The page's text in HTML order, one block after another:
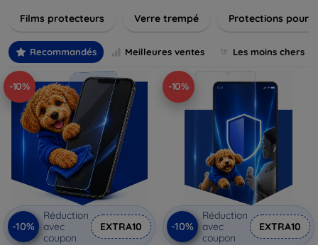
compromis sur la sensibilité tactile. Explorez notre gamme
besoins et assurez-vous que votre écran reste comme neuf,
longtemps.
Films protecteurs Verre trempé Protections pour
Recommandés Meilleures ventes Les moins chers
-10%
-10%
Réduction
avec
coupon
EXTRA10
-10%
-10%
Réduction
avec
coupon
EXTRA10